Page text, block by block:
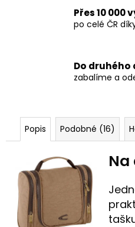
Přes 10 000
po celé ČR
Do druhého
zabalíme a
Popis Podobné (16)